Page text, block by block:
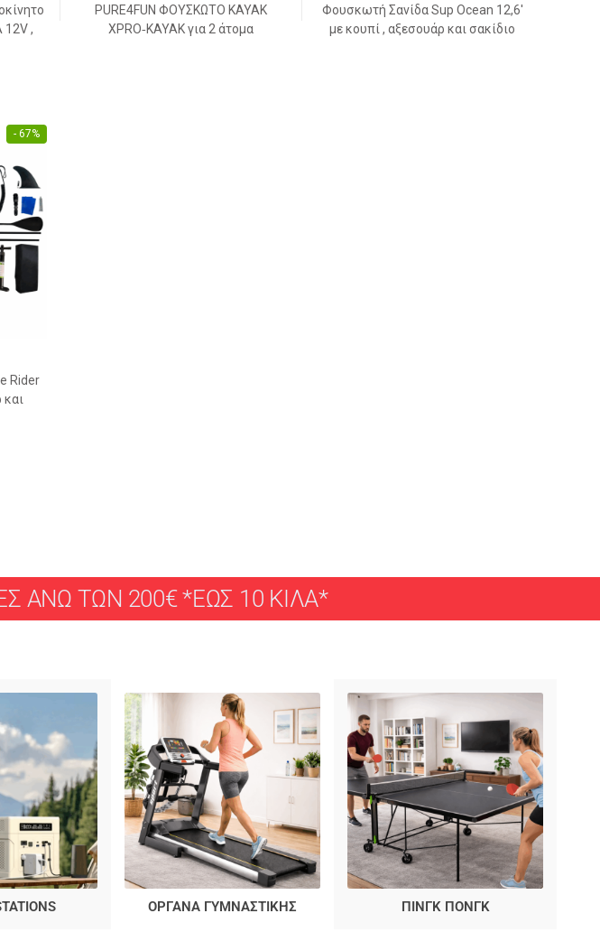
12V ,
PURE4FUN ΦΟΥΣΚΩΤΟ KAYAK
XPRO‑KAYAK για 2 άτομα
Φουσκωτή Σανίδα Sup Ocean 12,6′
με κουπί , αξεσουάρ και σακίδιο
- 67%
Rider
και
ΑΝΩ ΤΩΝ 200€ *ΕΩΣ 10 ΚΙΛΑ*
ΟΡΓΑΝΑ ΓΥΜΝΑΣΤΙΚΗΣ ΠΙΝΓΚ ΠΟΝΓΚ